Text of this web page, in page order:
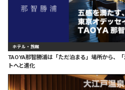
ホテル・旅館
TAOYA那智勝浦は「ただ泊まる」場所から、
トへと進化